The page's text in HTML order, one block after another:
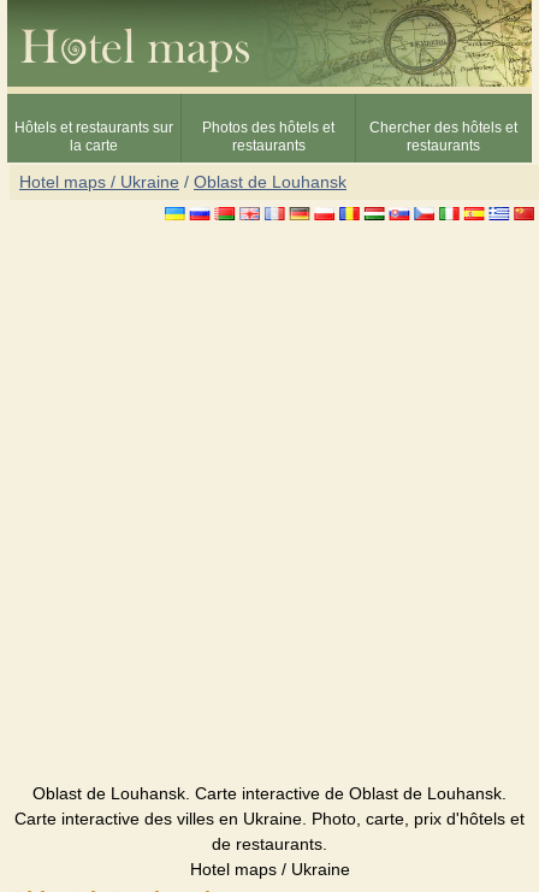
Hôtels et restaurants sur
la carte
Photos des hôtels et
restaurants
Chercher des hôtels et
restaurants
Hotel maps / Ukraine / Oblast de Louhansk
Oblast de Louhansk. Carte interactive de Oblast de Louhansk.
Carte interactive des villes en Ukraine. Photo, carte, prix d'hôtels et
de restaurants.
Hotel maps / Ukraine